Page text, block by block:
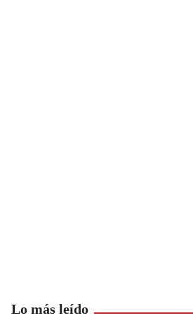
Lo más leído